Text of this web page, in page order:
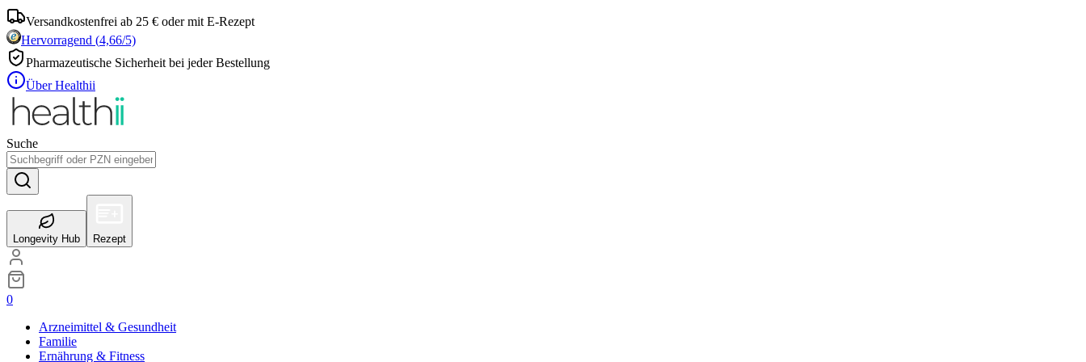
Versandkostenfrei ab 25 € oder mit E-Rezept
Hervorragend (4,66/5)
Pharmazeutische Sicherheit bei jeder Bestellung
Über Healthii
Suche
Longevity Hub Rezept
0
Arzneimittel & Gesundheit
Familie
Ernährung & Fitness